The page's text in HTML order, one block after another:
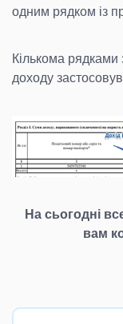
одним рядком із
Кількома рядками
доходу
На сьогодні
вам